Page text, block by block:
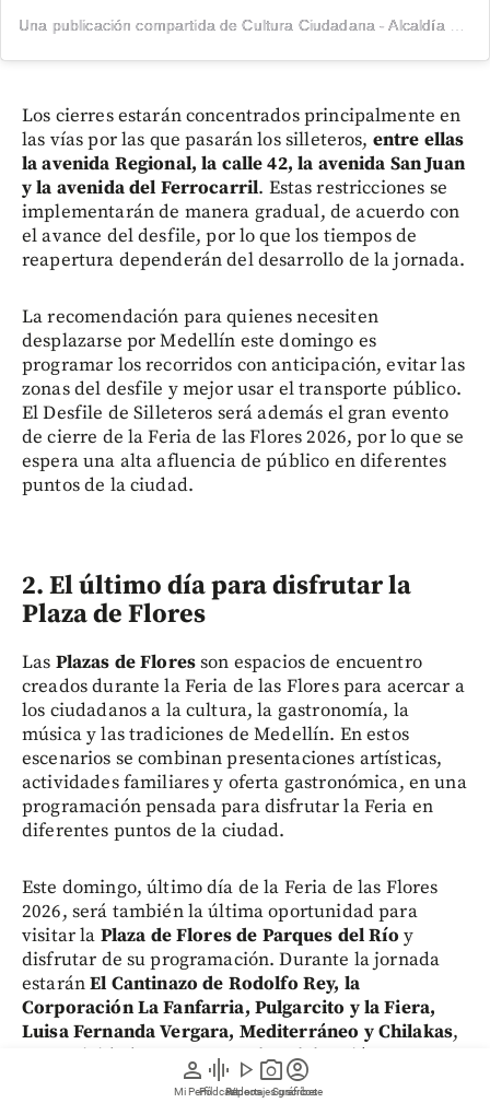
person
Mi Perfil
graphic_eq
Pódcast
play_arrow
Videos
photo_camera
Reportajes gráficos
account_circle
Suscríbete
Una publicación compartida de Cultura Ciudadana - Alcaldía de Medellín (@cultura.med)
Los cierres estarán concentrados principalmente en
las vías por las que pasarán los silleteros, entre ellas
la avenida Regional, la calle 42, la avenida San Juan
y la avenida del Ferrocarril. Estas restricciones se
implementarán de manera gradual, de acuerdo con
el avance del desfile, por lo que los tiempos de
reapertura dependerán del desarrollo de la jornada.
La recomendación para quienes necesiten
desplazarse por Medellín este domingo es
programar los recorridos con anticipación, evitar las
zonas del desfile y mejor usar el transporte público.
El Desfile de Silleteros será además el gran evento
de cierre de la Feria de las Flores 2026, por lo que se
espera una alta afluencia de público en diferentes
puntos de la ciudad.
2. El último día para disfrutar la
Plaza de Flores
Las Plazas de Floresson espacios de encuentro
creados durante la Feria de las Flores para acercar a
los ciudadanos a la cultura, la gastronomía, la
música y las tradiciones de Medellín. En estos
escenarios se combinan presentaciones artísticas,
actividades familiares y oferta gastronómica, en una
programación pensada para disfrutar la Feria en
diferentes puntos de la ciudad.
Este domingo, último día de la Feria de las Flores
2026, será también la última oportunidad para
visitar la Plaza de Flores de Parques del Río y
disfrutar de su programación. Durante la jornada
estaránEl Cantinazo de Rodolfo Rey, la
Corporación La Fanfarria, Pulgarcito y la Fiera,
Luisa Fernanda Vergara, Mediterráneo y Chilakas,
con actividades para cerrar la celebración en este